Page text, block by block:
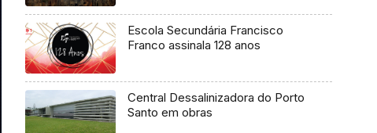
Escola Secundária Francisco
Franco assinala 128 anos
Central Dessalinizadora do Porto
Santo em obras